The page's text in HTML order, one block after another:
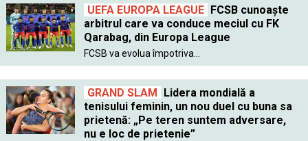
UEFA EUROPA LEAGUE FCSB cunoaște
arbitrul care va conduce meciul cu FK
Qarabag, din Europa League
FCSB va evolua împotriva...
GRAND SLAM Lidera mondială a
tenisului feminin, un nou duel cu buna sa
prietenă: „Pe teren suntem adversare,
nu e loc de prietenie”